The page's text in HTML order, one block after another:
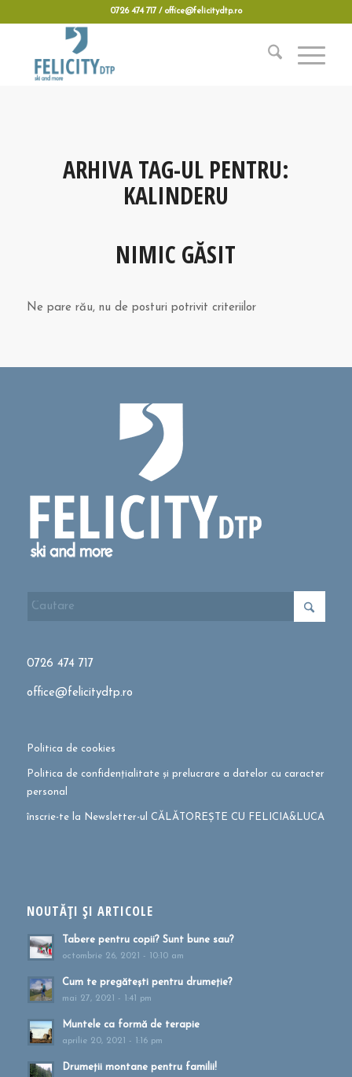
0726 474 717 / office@felicitydtp.ro
ARHIVA TAG-UL PENTRU:
KALINDERU
NIMIC GĂSIT
Ne pare rău, nu de posturi potrivit criteriilor
0726 474 717
office@felicitydtp.ro
Politica de cookies
Politica de confidențialitate și prelucrare a datelor cu caracter
personal
înscrie-te la Newsletter-ul CĂLĂTOREȘTE CU FELICIA&LUCA
NOUTĂȚI ȘI ARTICOLE
Tabere pentru copii? Sunt bune sau?
octombrie 26, 2021 - 10:10 am
Cum te pregătești pentru drumeție?
mai 27, 2021 - 1:41 pm
Muntele ca formă de terapie
aprilie 20, 2021 - 1:16 pm
Drumeții montane pentru familii!